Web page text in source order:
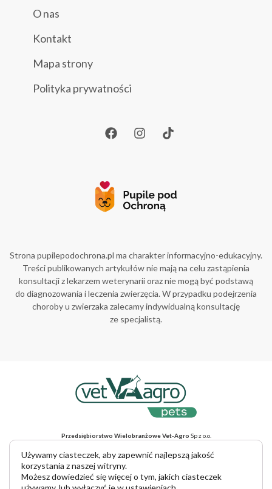
O nas
Kontakt
Mapa strony
Polityka prywatności
Strona pupilepodochrona.pl ma charakter informacyjno-edukacyjny.
Treści publikowanych artykułów nie mają na celu zastąpienia
konsultacji z lekarzem weterynarii oraz nie mogą być podstawą
do diagnozowania i leczenia zwierzęcia. W przypadku podejrzenia
choroby u zwierzaka zalecamy indywidualną konsultację
ze specjalistą.
Przedsiębiorstwo Wielobranżowe Vet-Agro Sp z o.o.
Adres do korespondencji: ul. Mełgiewska 18, 20-234 Lublin
tel. +48 81 445 23 00, e-mail vet-agro@vet-agro.pl
www.vet-agro.pl
Używamy ciasteczek, aby zapewnić najlepszą jakość
korzystania z naszej witryny.
Możesz dowiedzieć się więcej o tym, jakich ciasteczek